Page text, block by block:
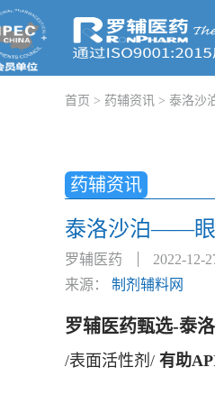
首页 > 药辅资讯 > 泰洛沙
药辅资讯
泰洛沙泊——眼
罗辅医药
2022-12-
来源：
制剂辅料网
罗辅医药甄选-泰
/表面活性剂/ 有助